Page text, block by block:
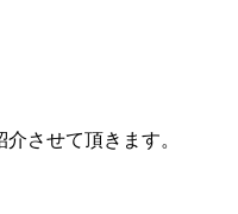
させて頂きます。